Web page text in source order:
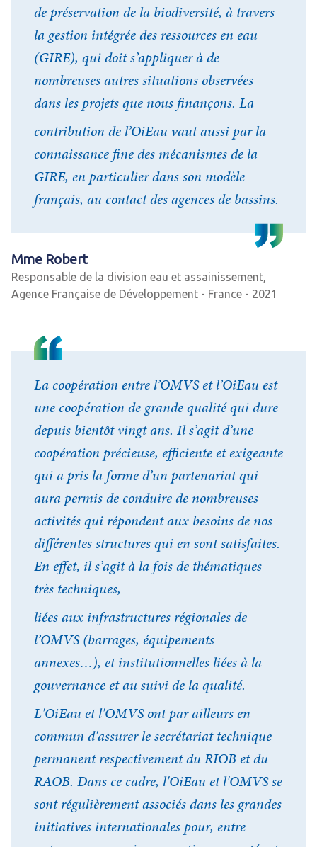
de préservation de la biodiversité, à travers
la gestion intégrée des ressources en eau
(GIRE), qui doit s’appliquer à de
nombreuses autres situations observées
dans les projets que nous finançons. La
contribution de l’OiEau vaut aussi par la
connaissance fine des mécanismes de la
GIRE, en particulier dans son modèle
français, au contact des agences de bassins.
Mme Robert
Responsable de la division eau et assainissement,
Agence Française de Développement - France - 2021
La coopération entre l’OMVS et l’OiEau est
une coopération de grande qualité qui dure
depuis bientôt vingt ans. Il s’agit d’une
coopération précieuse, efficiente et exigeante
qui a pris la forme d’un partenariat qui
aura permis de conduire de nombreuses
activités qui répondent aux besoins de nos
différentes structures qui en sont satisfaites.
En effet, il s’agit à la fois de thématiques
très techniques,
liées aux infrastructures régionales de
l’OMVS (barrages, équipements
annexes…), et institutionnelles liées à la
gouvernance et au suivi de la qualité.
L'OiEau et l'OMVS ont par ailleurs en
commun d'assurer le secrétariat technique
permanent respectivement du RIOB et du
RAOB. Dans ce cadre, l'OiEau et l'OMVS se
sont régulièrement associés dans les grandes
initiatives internationales pour, entre